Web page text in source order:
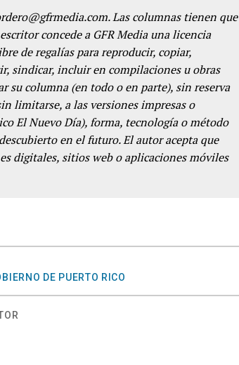
Las columnas tienen que
concede a GFR Media una licencia
de regalías para reproducir, copiar,
sindicar, incluir en compilaciones u obras
su columna (en todo o en parte), sin reserva
limitarse, a las versiones impresas o
El Nuevo Día), forma, tecnología o método
en el futuro. El autor acepta que
digitales, sitios web o aplicaciones móviles
DE PUERTO RICO